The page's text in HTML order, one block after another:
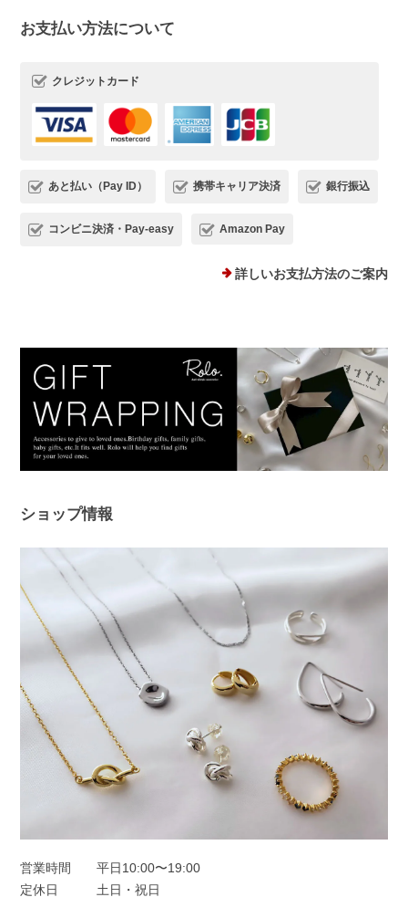
お支払い方法について
クレジットカード
あと払い（Pay ID） 携帯キャリア決済 銀行振込
コンビニ決済・Pay-easy Amazon Pay
詳しいお支払方法のご案内
ショップ情報
営業時間
平日10:00〜19:00
定休日
土日・祝日